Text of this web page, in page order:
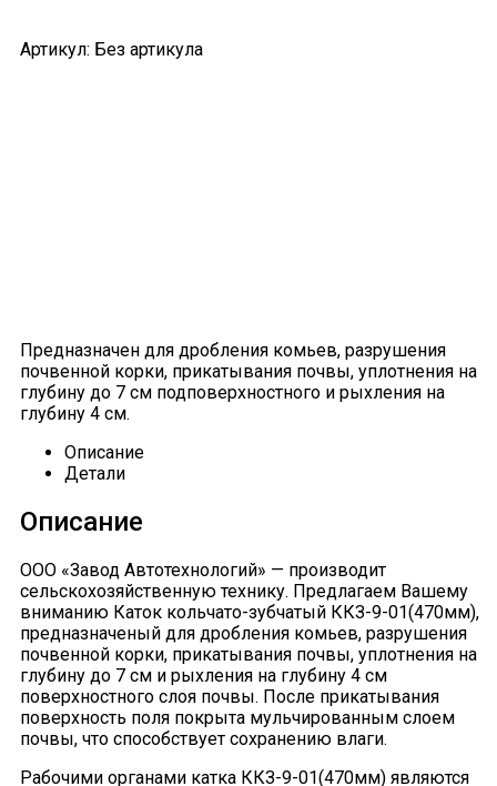
Артикул: Без артикула
Предназначен для дробления комьев, разрушения
почвенной корки, прикатывания почвы, уплотнения на
глубину до 7 см подповерхностного и рыхления на
глубину 4 см.
Описание
Детали
Описание
ООО «Завод Автотехнологий» — производит
сельскохозяйственную технику. Предлагаем Вашему
вниманию Каток кольчато-зубчатый ККЗ-9-01(470мм),
предназначеный для дробления комьев, разрушения
почвенной корки, прикатывания почвы, уплотнения на
глубину до 7 см и рыхления на глубину 4 см
поверхностного слоя почвы. После прикатывания
поверхность поля покрыта мульчированным слоем
почвы, что способствует сохранению влаги.
Рабочими органами катка ККЗ-9-01(470мм) являются